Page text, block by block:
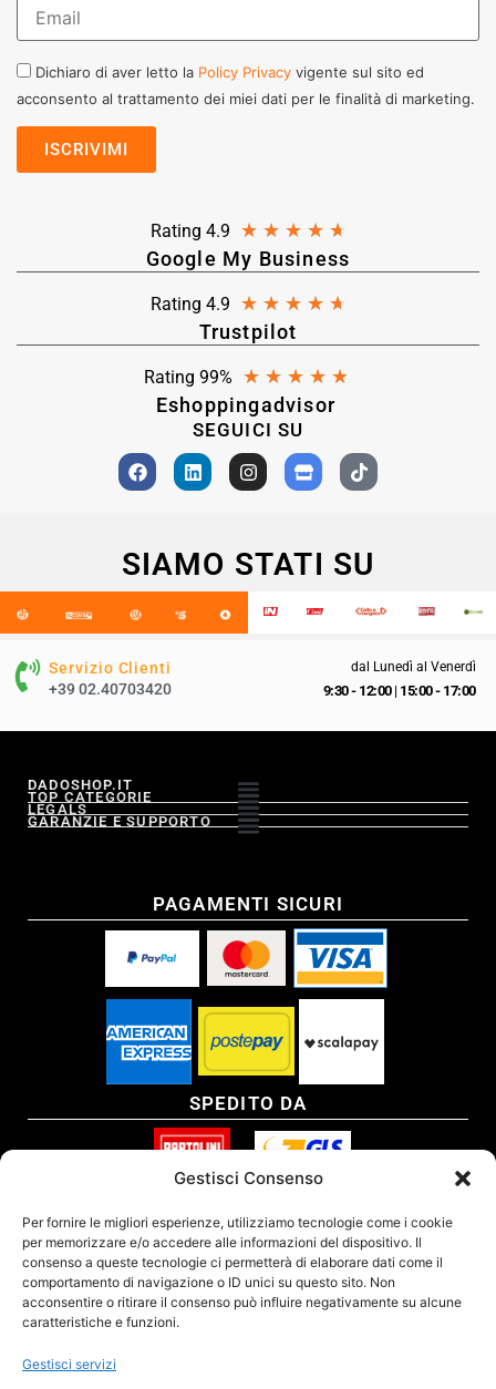
Gestisci Consenso
Per fornire le migliori esperienze, utilizziamo tecnologie come i cookie
per memorizzare e/o accedere alle informazioni del dispositivo. Il
consenso a queste tecnologie ci permetterà di elaborare dati come il
comportamento di navigazione o ID unici su questo sito. Non
acconsentire o ritirare il consenso può influire negativamente su alcune
caratteristiche e funzioni.
Gestisci servizi
Dichiaro di aver letto la Policy Privacy vigente sul sito ed
acconsento al trattamento dei miei dati per le finalità di marketing.
Rating 4.9 ★ ★ ★ ★ ★
Google My Business
Rating 4.9 ★ ★ ★ ★ ★
Trustpilot
Rating 99% ★ ★ ★ ★ ★
Eshoppingadvisor
SEGUICI SU
SIAMO STATI SU
Servizio Clienti
+39 02.40703420
dal Lunedì al Venerdì
9:30 - 12:00| 15:00 - 17:00
DADOSHOP.IT
TOP CATEGORIE
LEGALS
GARANZIE E SUPPORTO
PAGAMENTI SICURI
SPEDITO DA